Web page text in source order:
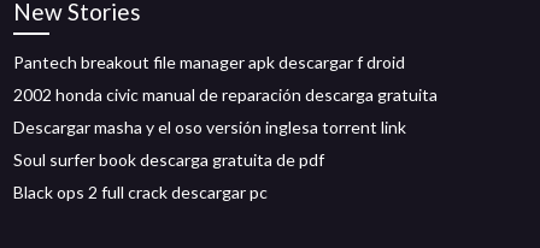
New Stories
Pantech breakout file manager apk descargar f droid
2002 honda civic manual de reparación descarga gratuita
Descargar masha y el oso versión inglesa torrent link
Soul surfer book descarga gratuita de pdf
Black ops 2 full crack descargar pc